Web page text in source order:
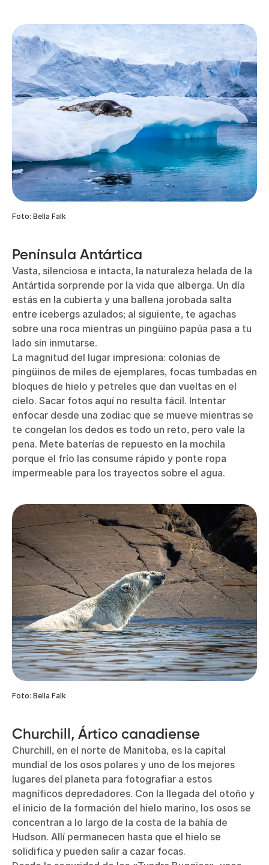
Foto: Bella Falk
Península Antártica
Vasta, silenciosa e intacta, la naturaleza helada de la
Antártida sorprende por la vida que alberga. Un día
estás en la cubierta y una ballena jorobada salta
entre icebergs azulados; al siguiente, te agachas
sobre una roca mientras un pingüino papúa pasa a tu
lado sin inmutarse.
La magnitud del lugar impresiona: colonias de
pingüinos de miles de ejemplares, focas tumbadas en
bloques de hielo y petreles que dan vueltas en el
cielo. Sacar fotos aquí no resulta fácil. Intentar
enfocar desde una zodiac que se mueve mientras se
te congelan los dedos es todo un reto, pero vale la
pena. Mete baterías de repuesto en la mochila
porque el frío las consume rápido y ponte ropa
impermeable para los trayectos sobre el agua.
Foto: Bella Falk
Churchill, Ártico canadiense
Churchill, en el norte de Manitoba, es la capital
mundial de los osos polares y uno de los mejores
lugares del planeta para fotografiar a estos
magníficos depredadores. Con la llegada del otoño y
el inicio de la formación del hielo marino, los osos se
concentran a lo largo de la costa de la bahía de
Hudson. Allí permanecen hasta que el hielo se
solidifica y pueden salir a cazar focas.